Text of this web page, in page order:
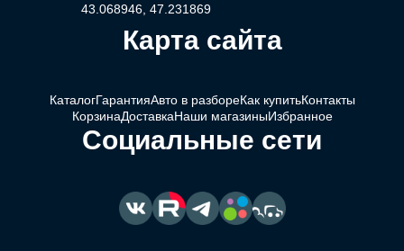
43.068946, 47.231869
Карта сайта
КаталогГарантияАвто в разбореКак купитьКонтакты
КорзинаДоставкаНаши магазиныИзбранное
Социальные сети